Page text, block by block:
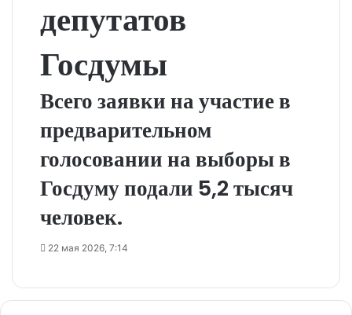
депутатов
Госдумы
Всего заявки на участие в
предварительном
голосовании на выборы в
Госдуму подали 5,2 тысяч
человек.
22 мая 2026, 7:14